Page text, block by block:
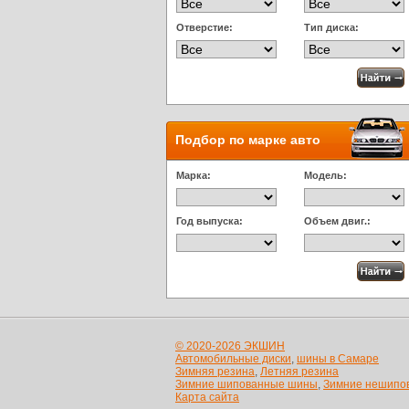
Отверстие: Тип диска:
Подбор по марке авто
Марка: Модель:
Год выпуска: Объем двиг.:
© 2020-2026 ЭКШИН
Автомобильные диски, шины в Самаре
Зимняя резина, Летняя резина
Зимние шипованные шины, Зимние
Карта сайта